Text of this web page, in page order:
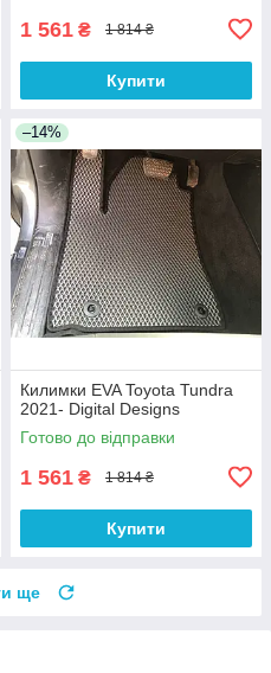
1 561 ₴ 1 814 ₴
Купити
–14%
Килимки EVA Toyota Tundra
2021- Digital Designs
Готово до відправки
1 561 ₴ 1 814 ₴
Купити
ще